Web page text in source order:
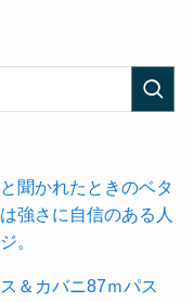
聞かれたときのベタ
強さに自信のある人
。
＆カバニ87ｍパス